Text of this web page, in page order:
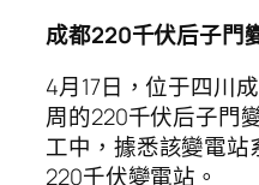
成都220千伏后子門
4月17日，位于四川
周的220千伏后子門
工中，據悉該變電
220千伏變電站。